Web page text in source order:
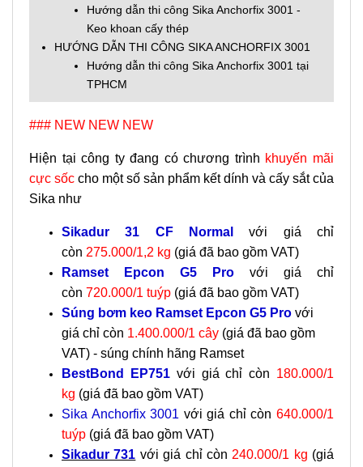
Hướng dẫn thi công Sika Anchorfix 3001 -
Keo khoan cấy thép
HƯỚNG DẪN THI CÔNG SIKA ANCHORFIX 3001
Hướng dẫn thi công Sika Anchorfix 3001 tại
TPHCM
### NEW NEW NEW
Hiện tại công ty đang có chương trình khuyến mãi
cực sốc cho một số sản phẩm kết dính và cấy sắt của
Sika như
Sikadur 31 CF Normal
với giá chỉ
còn 275.000/1,2 kg (giá đã bao gồm VAT)
Ramset Epcon G5 Pro với giá chỉ
còn 720.000/1 tuýp (giá đã bao gồm VAT)
Súng bơm keo Ramset Epcon G5 Pro với
giá chỉ còn 1.400.000/1 cây (giá đã bao gồm
VAT) - súng chính hãng Ramset
BestBond EP751 với giá chỉ còn 180.000/1
kg (giá đã bao gồm VAT)
Sika Anchorfix 3001 với giá chỉ còn640.000/1
tuýp (giá đã bao gồm VAT)
Sikadur 731 với giá chỉ còn 240.000/1 kg (giá